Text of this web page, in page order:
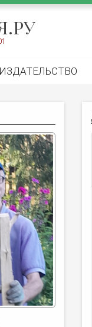
ИЗДАТЕЛЬСТВО